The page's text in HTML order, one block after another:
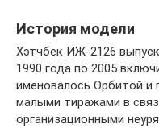
История модели
Хэтчбек ИЖ-2126
1990 года по 2005
именовалось Орбитой и
малыми тиражами в
организационными